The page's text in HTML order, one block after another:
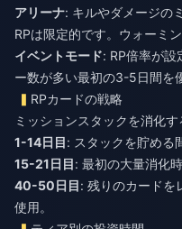
アリーナ: キルやダメージの
RPは限定的です。ウォーミ
イベントモード: RP倍率が設
ー数が多い最初の3-5日間を
RPカードの戦略
ミッションスタックを消化
1-14日目: スタックを貯める
15-21日目: 最初の大量消化
40-50日目: 残りのカードを
使用。